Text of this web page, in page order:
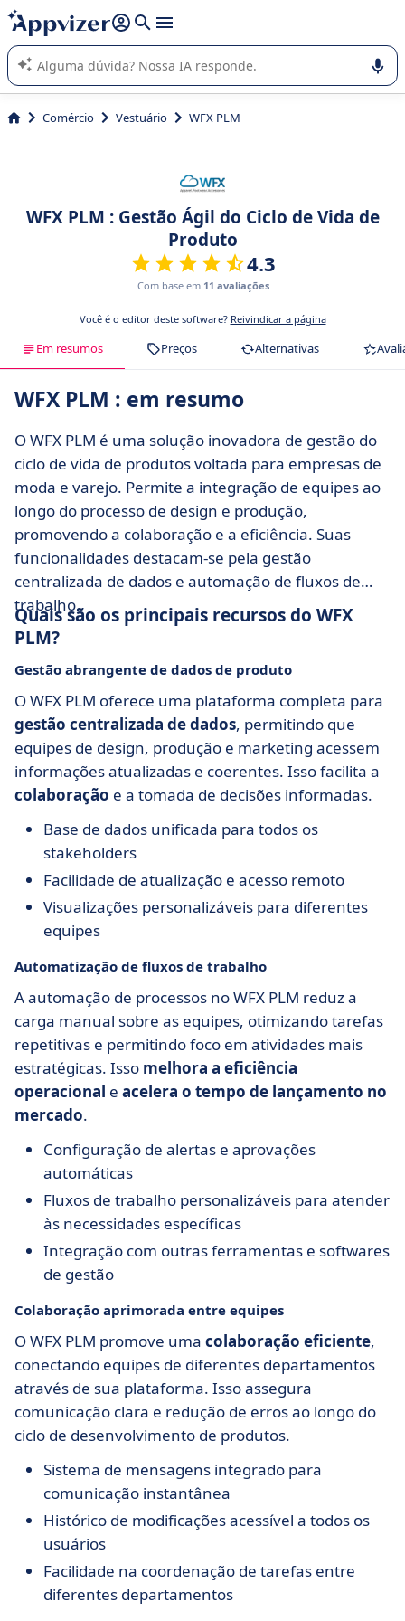
de nossa IA (várias linhas com
A IA do Appvizer o orienta no uso ou na seleção de software
SaaS para sua empresa.
Comércio Vestuário WFX PLM
WFX PLM : Gestão Ágil do Ciclo de Vida de
Produto
4.3
Com base em 11 avaliações
Você é o editor deste software? Reivindicar a página
Em resumos Preços Alternativas
WFX PLM : em resumo
O WFX PLM é uma solução inovadora de gestão do
ciclo de vida de produtos voltada para empresas de
moda e varejo. Permite a integração de equipes ao
longo do processo de design e produção,
promovendo a colaboração e a eficiência. Suas
funcionalidades destacam-se pela gestão
centralizada de dados e automação de fluxos de
trabalho.
Quais são os principais recursos do WFX
PLM?
Gestão abrangente de dados de produto
O WFX PLM oferece uma plataforma completa para
gestão centralizada de dados, permitindo que
equipes de design, produção e marketing acessem
informações atualizadas e coerentes. Isso facilita a
colaboração e a tomada de decisões informadas.
Base de dados unificada para todos os
stakeholders
Facilidade de atualização e acesso remoto
Visualizações personalizáveis para diferentes
equipes
Automatização de fluxos de trabalho
A automação de processos no WFX PLM reduz a
carga manual sobre as equipes, otimizando tarefas
repetitivas e permitindo foco em atividades mais
estratégicas. Isso melhora a eficiência
operacional e acelera o tempo de lançamento no
mercado.
Configuração de alertas e aprovações
automáticas
Fluxos de trabalho personalizáveis para atender
às necessidades específicas
Integração com outras ferramentas e softwares
de gestão
Colaboração aprimorada entre equipes
O WFX PLM promove uma colaboração eficiente,
conectando equipes de diferentes departamentos
através de sua plataforma. Isso assegura
comunicação clara e redução de erros ao longo do
ciclo de desenvolvimento de produtos.
Sistema de mensagens integrado para
comunicação instantânea
Histórico de modificações acessível a todos os
usuários
Facilidade na coordenação de tarefas entre
diferentes departamentos